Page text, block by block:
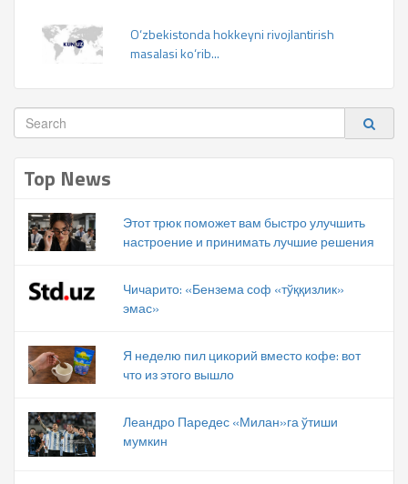
O‘zbekistonda hokkeyni rivojlantirish
masalasi ko‘rib...
Top News
Этот трюк поможет вам быстро улучшить
настроение и принимать лучшие решения
Чичарито: «Бензема соф «тўққизлик»
эмас»
Я неделю пил цикорий вместо кофе: вот
что из этого вышло
Леандро Паредес «Милан»га ўтиши
мумкин